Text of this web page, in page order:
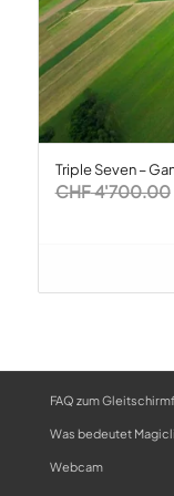
Triple Seven –
CHF4'700.00
FAQ zum
Was bedeutet
Webcam